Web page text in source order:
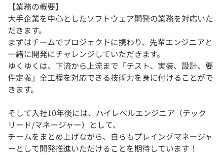
【業務の概要】
大手企業を中心としたソフトウェア開発の業務を対応いた
だきます。
まずはチームでプロジェクトに携わり、先輩エンジニアと
一緒に開発にチャレンジしていただきます。
ゆくゆくは、下流から上流まで「テスト、実装、設計、要
件定義」全工程を対応できる技術力を身に付けることがで
きます。
そして入社10年後には、ハイレベルエンジニア（テック
リード/マネージャー）として、
チームをまとめ上げながら、自らもプレイングマネージャ
ーとして開発推進いただけることを期待しています！